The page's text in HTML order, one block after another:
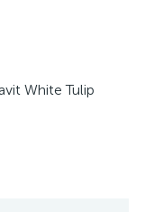
White Tulip